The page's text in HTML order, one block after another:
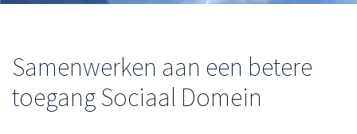
Samenwerken aan een betere
toegang Sociaal Domein